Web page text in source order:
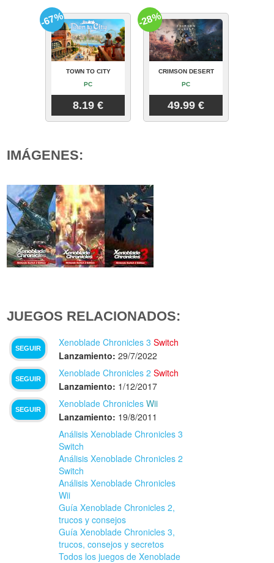
TOWN TO CITY
PC
8.19 €
-67%
CRIMSON DESERT
PC
49.99 €
-28%
IMÁGENES:
JUEGOS RELACIONADOS:
SEGUIR
Xenoblade Chronicles 3 Switch
Lanzamiento: 29/7/2022
SEGUIR
Xenoblade Chronicles 2 Switch
Lanzamiento: 1/12/2017
SEGUIR
Xenoblade Chronicles Wii
Lanzamiento: 19/8/2011
Análisis Xenoblade Chronicles 3
Switch
Análisis Xenoblade Chronicles 2
Switch
Análisis Xenoblade Chronicles
Wii
Guía Xenoblade Chronicles 2,
trucos y consejos
Guía Xenoblade Chronicles 3,
trucos, consejos y secretos
Todos los juegos de Xenoblade